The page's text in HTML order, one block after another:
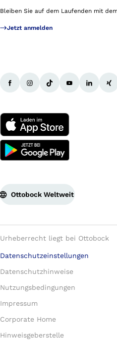
Bleiben Sie auf dem Laufenden mit
Jetzt anmelden
Ottobock Weltweit
Urheberrecht liegt bei Ottobock
Datenschutzeinstellungen
Datenschutzhinweise
Nutzungsbedingungen
Impressum
Corporate Home
Hinweisgeberstelle